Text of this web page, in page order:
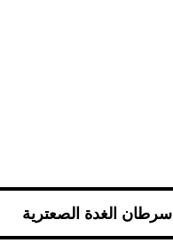
سرطان الغدة الصعترية